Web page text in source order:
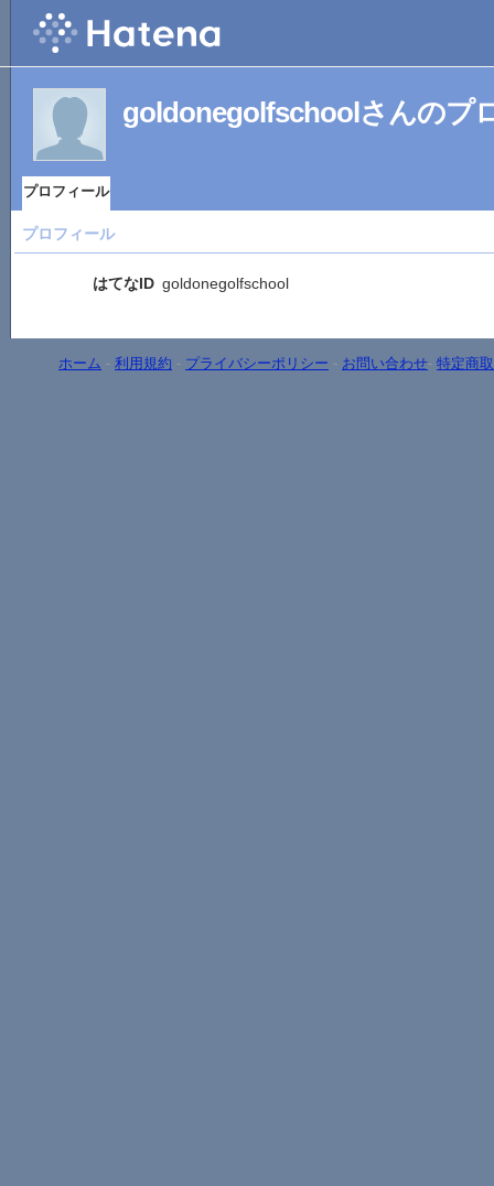
goldonegolfschoolさんのプ
プロフィール
プロフィール
はてなID goldonegolfschool
ホーム - 利用規約 - プライバシーポリシー - お問い合わせ- 特定商